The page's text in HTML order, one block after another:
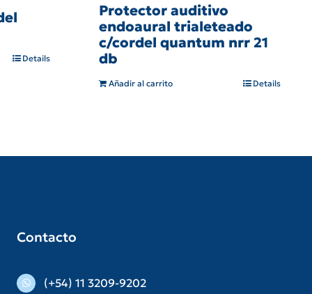
Details
Protector auditivo
endoaural trialeteado
c/cordel quantum nrr 21
db
Añadir al carrito Details
Contacto
(+54) 11 3209-9202